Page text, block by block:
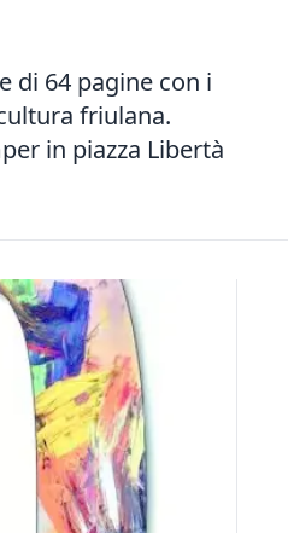
di 64 pagine con i
friulana.
in piazza Libertà